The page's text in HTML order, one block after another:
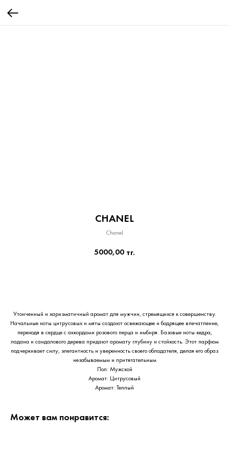
CHANEL
Chanel
5000,00 тг.
Утонченный и харизматичный аромат для мужчин, стремящихся к совершенству.
Начальные ноты цитрусовых и мяты создают освежающее и бодрящее впечатление,
переходя в сердце с аккордами розового перца и имбиря. Базовые ноты кедра,
ладана и сандалового дерева придают аромату глубину и стойкость. Этот парфюм
подчеркивает силу, элегантность и уверенность своего обладателя, делая его образ
незабываемым и притягательным
Пол: Мужской
Аромат: Цитрусовый
Аромат: Теплый
Может вам понравится: